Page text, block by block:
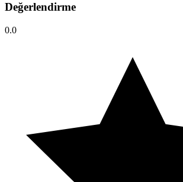
Değerlendirme
0.0